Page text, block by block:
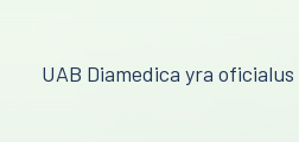
UAB Diamedica yra oficialus